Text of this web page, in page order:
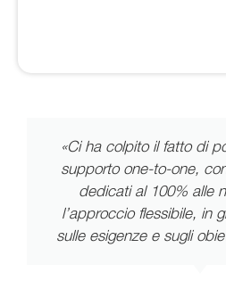
«Ci ha colpito il fatto di
supporto one-to-one,
dedicati al 100% alle
l’approccio flessibile, in
sulle esigenze e sugli